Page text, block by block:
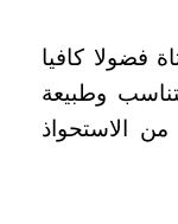
فضولا كافيا
وطبيعة
الاستحواذ